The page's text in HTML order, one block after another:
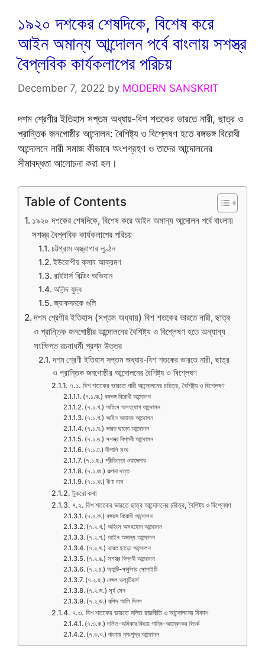
১৯২০ দশকের শেষদিকে, বিশেষ করে
আইন অমান্য আন্দোলন পর্বে বাংলায় সশস্ত্র
বৈপ্লবিক কার্যকলাপের পরিচয়
December 7, 2022 by MODERN SANSKRIT
দশম শ্রেণীর ইতিহাস সপ্তম অধ্যায়-বিশ শতকের ভারতে নারী, ছাত্র ও
প্রান্তিক জনগোষ্ঠীর আন্দোলন: বৈশিষ্ট্য ও বিশ্লেষণ হতে বঙ্গভঙ্গ বিরোধী
আন্দোলনে নারী সমাজ কীভাবে অংশগ্রহণ ও তাদের আন্দোলনের
সীমাবদ্ধতা আলোচনা করা হল।
Table of Contents
১৯২০ দশকের শেষদিকে, বিশেষ করে আইন অমান্য আন্দোলন পর্বে বাংলায়
সশস্ত্র বৈপ্লবিক কার্যকলাপের পরিচয়
চট্টগ্রাম অস্ত্রাগার লুণ্ঠন
ইউরোপীয় ক্লাব আক্রমণ
রাইটার্স বিল্ডিং অভিযান
অলিন্দ যুদ্ধ
জ্যাকসনকে গুলি
দশম শ্রেণীর ইতিহাস (সপ্তম অধ্যায়) বিশ শতকের ভারতে নারী, ছাত্র
ও প্রান্তিক জনগোষ্ঠীর আন্দোলনের বৈশিষ্ট্য ও বিশ্লেষণ হতে অন্যান্য
সংক্ষিপ্ত রচনাধর্মী প্রশ্ন উত্তর
দশম শ্রেণী ইতিহাস সপ্তম অধ্যায়-বিশ শতকের ভারতে নারী, ছাত্র
ও প্রান্তিক জনগোষ্ঠীর আন্দোলনের বৈশিষ্ট্য ও বিশ্লেষণ
৭.১. বিশ শতকের ভারতে নারী আন্দোলনের চরিত্র, বৈশিষ্ট্য ও বিশ্লেষণ
(৭.১.ক.) বঙ্গভঙ্গ বিরোধী আন্দোলন
(৭.১.খ.) অহিংস অসহযোগ আন্দোলন
(৭.১.গ.) আইন অমান্য আন্দোলন
(৭.১.ঘ.) ভারত ছাড়ো আন্দোলন
(৭.১.ঙ.) সশস্ত্র বিপ্লবী আন্দোলন
(৭.১.চ.) দীপালি সংঘ
(৭.১.ছ.) প্রীতিলতা ওয়াদ্দেদার
(৭.১.জ.) কল্পনা দত্ত
(৭.১.ঝ.) বীণা দাস
টুকরো কথা
৭.২. বিশ শতকের ভারতে ছাত্র আন্দোলনের চরিত্র, বৈশিষ্ট্য ও বিশ্লেষণ
(৭.২.ক.) বঙ্গভঙ্গ বিরোধী আন্দোলন
(৭.২.খ.) অহিংস অসহযোগ আন্দোলন
(৭.২.গ.) আইন অমান্য আন্দোলন
(৭.২.ঘ.) ভারত ছাড়ো আন্দোলন
(৭.২.ঙ.) সশস্ত্র বিপ্লবী আন্দোলন
(৭.২.চ.) অ্যান্টি-সার্কুলার সোসাইটি
(৭.২.ছ.) বেঙ্গল ভলান্টিয়ার্স
(৭.২.জ.) সূর্য সেন
(৭.২.ঝ.) রশিদ আলি দিবস
৭.৩. বিশ শতকের ভারতে দলিত রাজনীতি ও আন্দোলনের বিকাশ
(৭.৩.ক.) দলিত-অধিকার বিষয়ে গান্ধি-আম্বেদকর বিতর্ক
(৭.৩.খ.) বাংলায় নমঃশূদ্র আন্দোলন